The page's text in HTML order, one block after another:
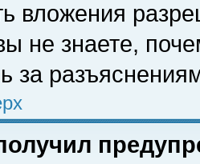
вложения
не знаете,
за